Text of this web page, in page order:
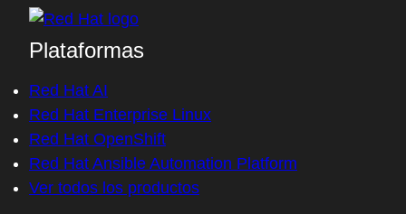
Plataformas
Red Hat AI
Red Hat Enterprise Linux
Red Hat OpenShift
Red Hat Ansible Automation Platform
Ver todos los productos